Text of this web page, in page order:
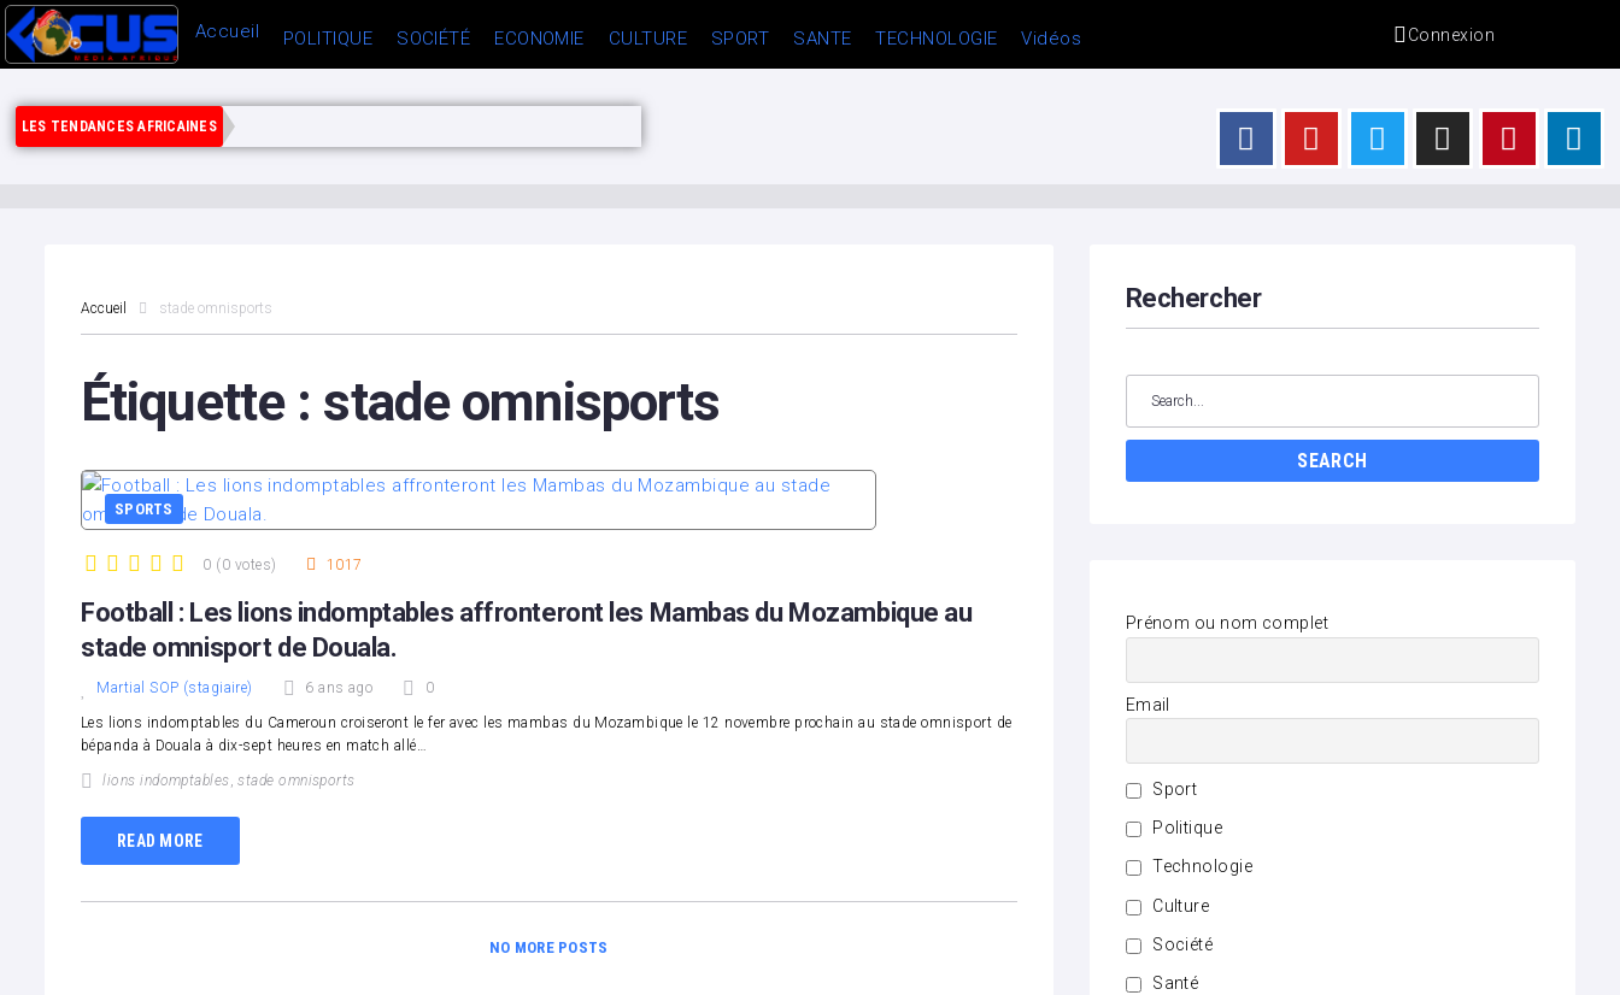
Accueil POLITIQUE SOCIÉTÉ ECONOMIE CULTURE SPORT SANTE TECHNOLOGIE Vidéos Connexion
LES TENDANCES AFRICAINES
Accueil stade omnisports
Étiquette : stade omnisports
SPORTS
0 ( 0 votes) 1017
Football : Les lions indomptables affronteront les Mambas du Mozambique au
stade omnisport de Douala.
Martial SOP (stagiaire) 6 ans ago 0
Les lions indomptables du Cameroun croiseront le fer avec les mambas du Mozambique le 12 novembre prochain au stade omnisport de
bépanda à Douala à dix-sept heures en match allé…
lions indomptables,stade omnisports
READ MORE
NO MORE POSTS
Rechercher
SEARCH
Prénom ou nom complet
Email
Sport
Politique
Technologie
Culture
Société
Santé